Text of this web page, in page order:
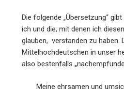
Die folgende „Übersetzung“
ich und die, mit denen ich
glauben, verstanden zu haben.
Mittelhochdeutschen in unser
also bestenfalls
Meine ehrsamen und